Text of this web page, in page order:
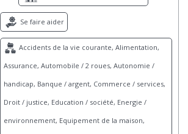
Se faire aider
Accidents de la vie courante, Alimentation,
Assurance, Automobile / 2 roues, Autonomie /
handicap, Banque / argent, Commerce / services,
Droit / justice, Education / société, Energie /
environnement, Equipement de la maison,